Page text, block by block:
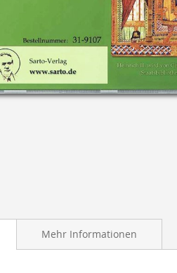
Mehr Informationen